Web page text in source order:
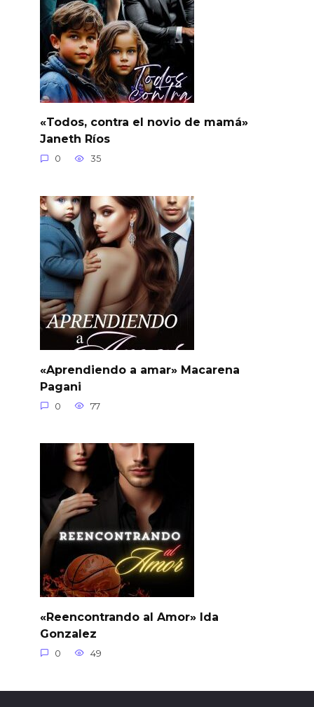
«Todos, contra el novio de mamá»
Janeth Ríos
0 35
«Aprendiendo a amar» Macarena
Pagani
0 77
«Reencontrando al Amor» Ida
Gonzalez
0 49